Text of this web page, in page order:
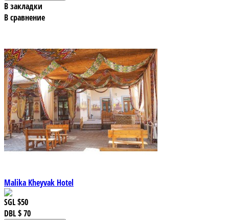
В закладки
В сравнение
Malika Kheyvak Hotel
SGL$50
DBL$ 70